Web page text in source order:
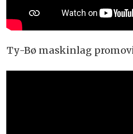
Ty-Bø maskinlag